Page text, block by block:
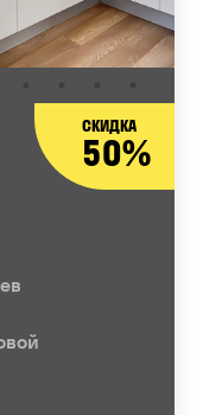
СКИДКА
50%